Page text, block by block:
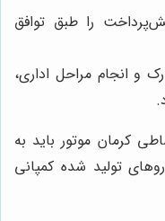
را طبق توافق
و انجام مراحل اداری،
کرمان موتور باید به
تولید شده کمپانی